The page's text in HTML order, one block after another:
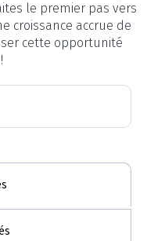
le premier pas vers
croissance accrue de
cette opportunité